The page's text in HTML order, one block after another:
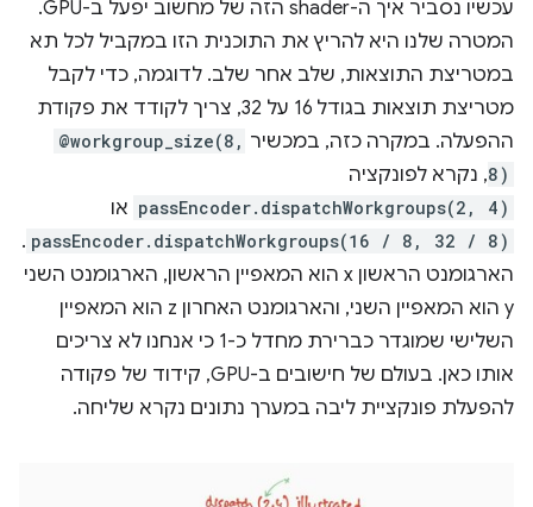
עכשיו נסביר איך ה-shader הזה של מחשוב יפעל ב-GPU.
המטרה שלנו היא להריץ את התוכנית הזו במקביל לכל תא
במטריצת התוצאות, שלב אחר שלב. לדוגמה, כדי לקבל
מטריצת תוצאות בגודל 16 על 32, צריך לקודד את פקודת
ההפעלה. במקרה כזה, במכשיר @workgroup_size(8,
8), נקרא לפונקציה
passEncoder.dispatchWorkgroups(2, 4) או
passEncoder.dispatchWorkgroups(16 / 8, 32 / 8)
.
הארגומנט הראשון x הוא המאפיין הראשון, הארגומנט השני
y הוא המאפיין השני, והארגומנט האחרון z הוא המאפיין
השלישי שמוגדר כברירת מחדל כ-1 כי אנחנו לא צריכים
אותו כאן. בעולם של חישובים ב-GPU, קידוד של פקודה
להפעלת פונקציית ליבה במערך נתונים נקרא שליחה.